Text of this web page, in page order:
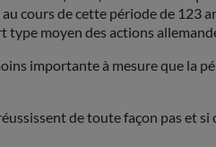
cours de cette période de 123
type moyen des actions
importante à mesure que la
de toute façon pas et si